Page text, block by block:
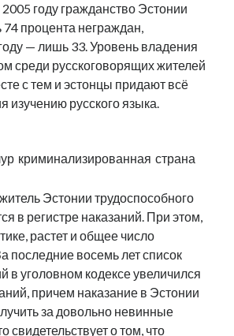
году гражданство Эстонии
74 процента неграждан,
— лишь 33. Уровень владения
среди русскоговорящих жителей
с тем и эстонцы придают всё
изучению русского языка.
криминализированная страна
Эстонии трудоспособного
в регистре наказаний. При этом,
растет и общее число
последние восемь лет список
в уголовном кодексе увеличился
причем наказание в Эстонии
за довольно невинные
свидетельствует о том, что